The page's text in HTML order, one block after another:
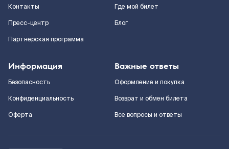
Контакты
Пресс-центр
Партнерская программа
Где мой билет
Блог
Информация
Безопасность
Конфиденциальность
Оферта
Важные ответы
Оформление и покупка
Возврат и обмен билета
Все вопросы и ответы